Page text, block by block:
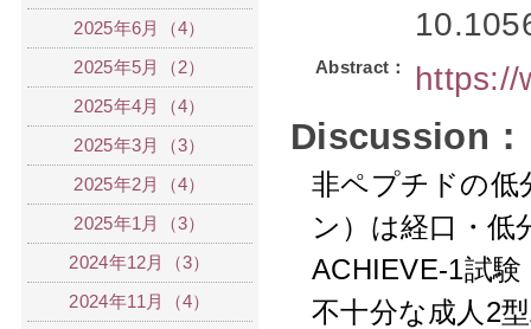
Abstract： https://
Discussion：
非ペプチドの低
ン）は経口 ・低
ACHIEVE-1試験
不十分な成人2
2025年6月（4）
2025年5月（2）
2025年4月（4）
2025年3月（3）
2025年2月（4）
2025年1月（3）
2024年12月（3）
2024年11月（4）